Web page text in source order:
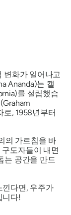
변화가 일어나고
Ananda)는 캘
를 설립했습
로, 1958년부터
의 가르침을 바
도자들이 내면
는 공간을 만드
낀다면, 우주가
니다!